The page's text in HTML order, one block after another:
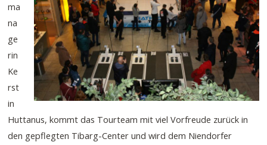
ma
na
ge
rin
Ke
rst
in
Huttanus, kommt das Tourteam mit viel Vorfreude zurück in
den gepflegten Tibarg-Center und wird dem Niendorfer